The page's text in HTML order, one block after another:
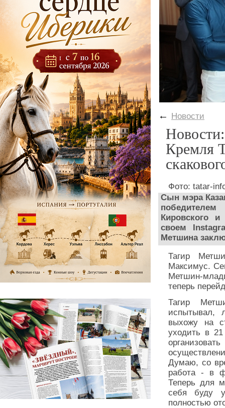
← Новости
Кремля
Фото: tatar-
Сын мэра
Кировского
своем
Метшина
Тагир
Максимус.
Метшин-
теперь
Тагир
испытывал,
выхожу на
уходить в
Думаю, со
работа - в
Теперь для
себя буду
полностью